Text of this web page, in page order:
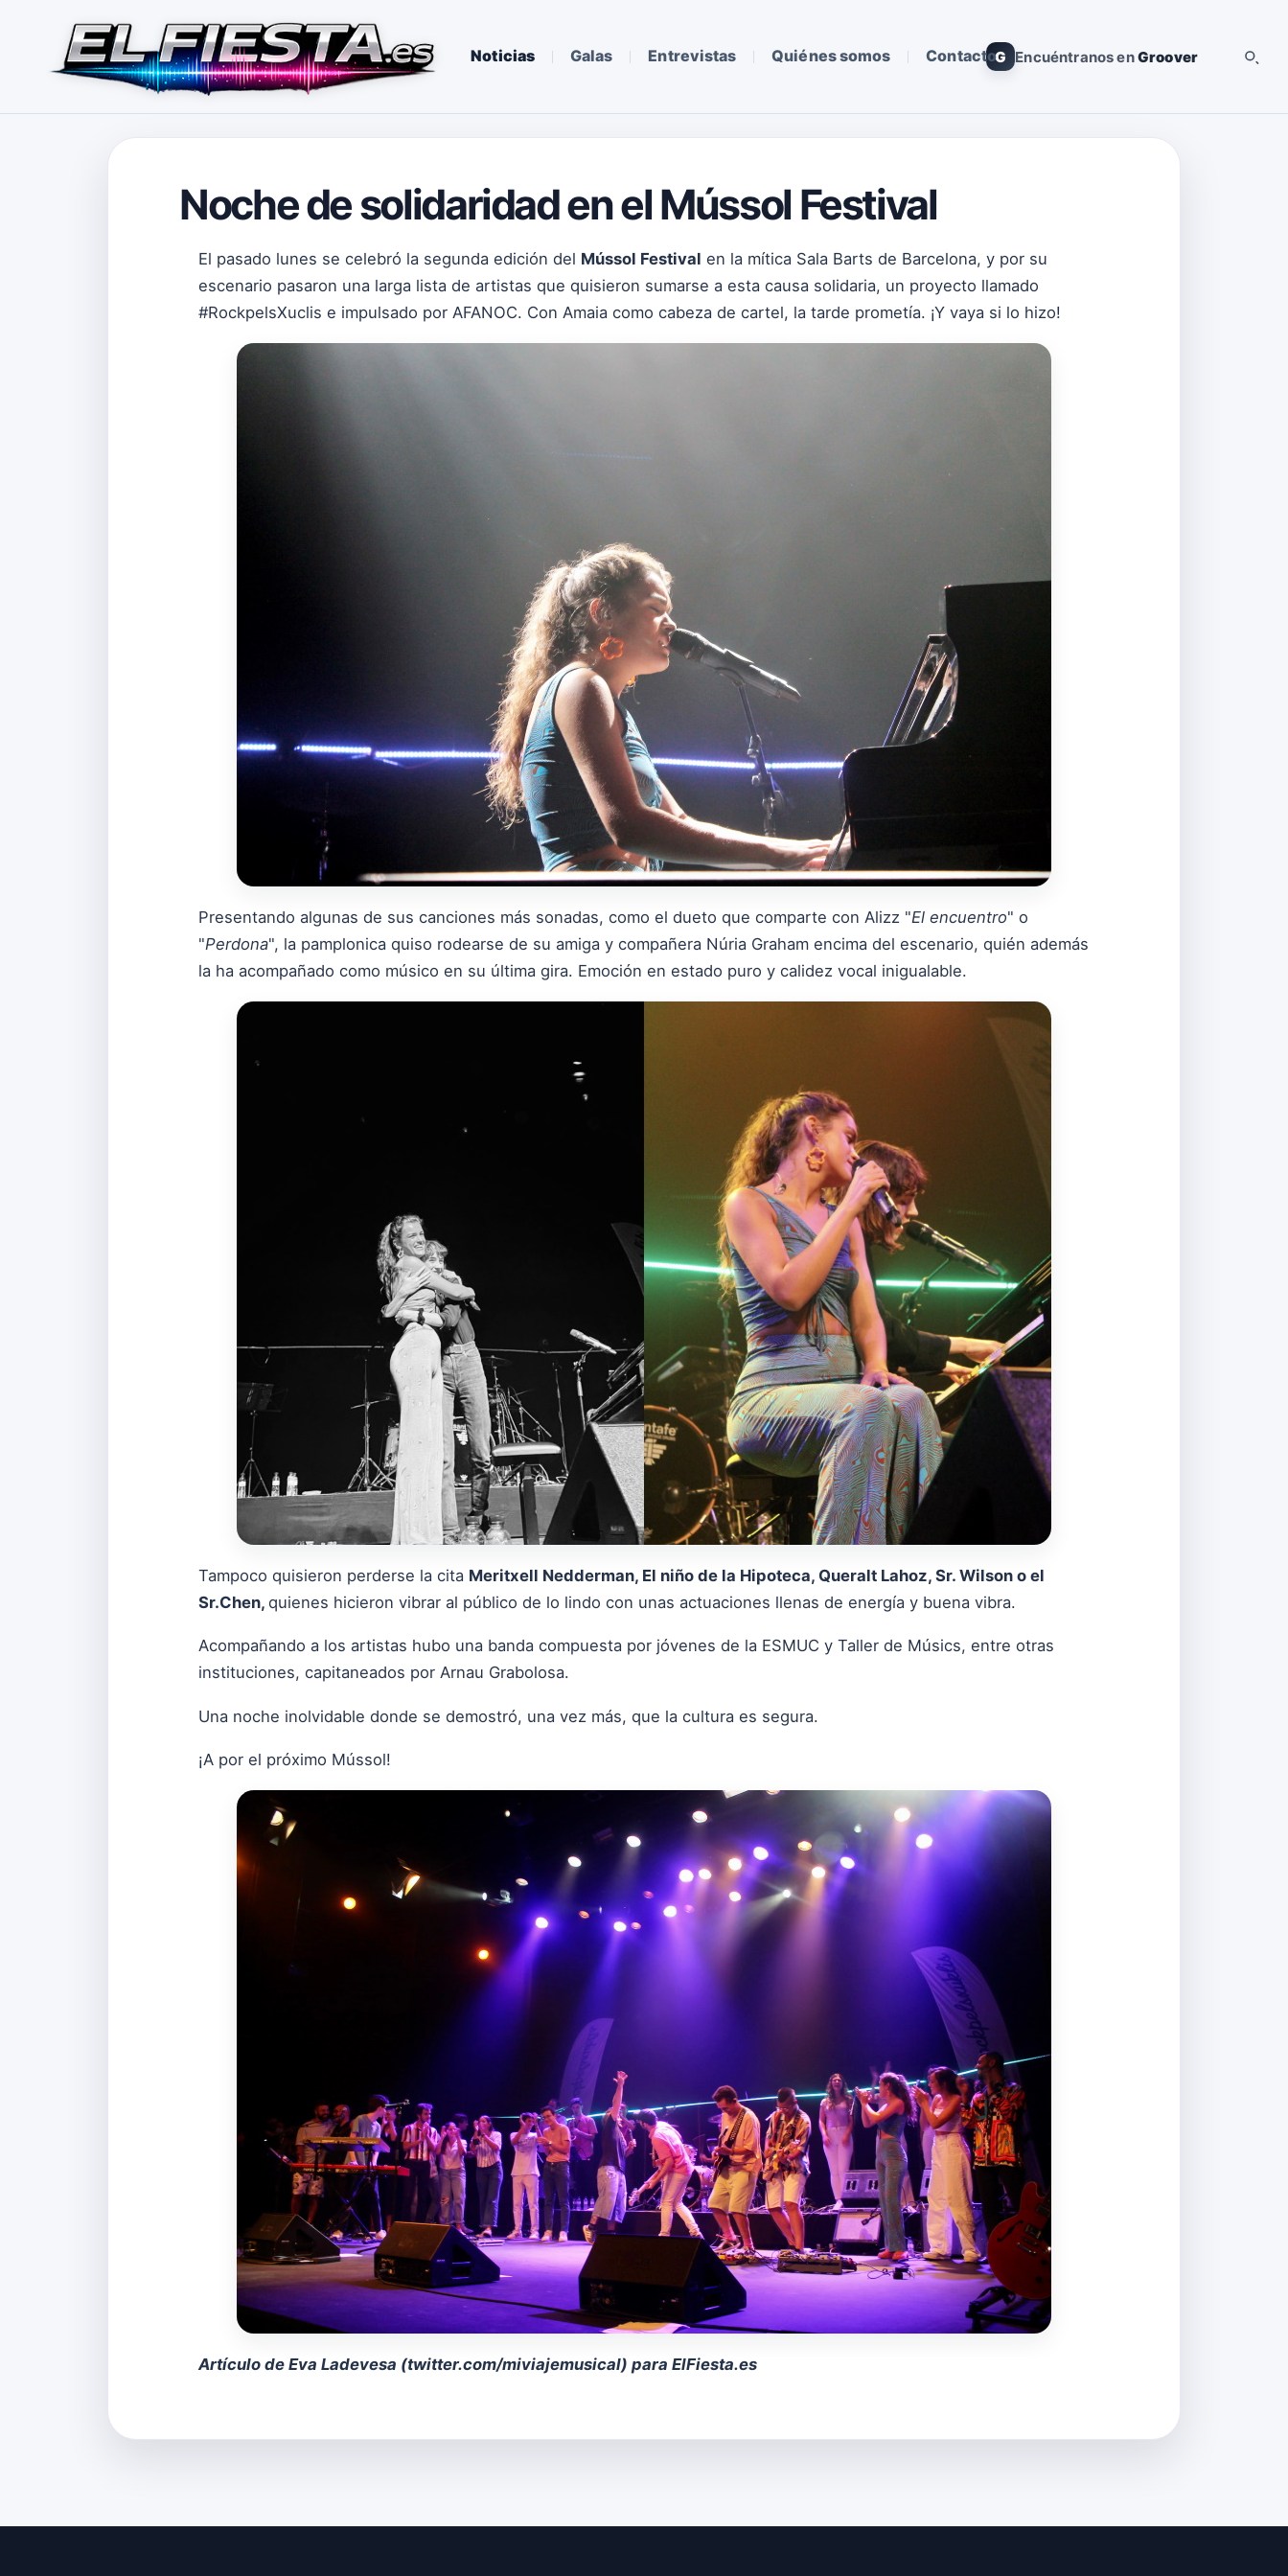
Noticias Galas Entrevistas Quiénes somos ContactoG Encuéntranos enGroover
Noche de solidaridad en el Mússol Festival
El pasado lunes se celebró la segunda edición del Mússol Festival en la mítica Sala Barts de Barcelona, y por su
escenario pasaron una larga lista de artistas que quisieron sumarse a esta causa solidaria, un proyecto llamado
#RockpelsXuclis e impulsado por AFANOC. Con Amaia como cabeza de cartel, la tarde prometía. ¡Y vaya si lo hizo!
Presentando algunas de sus canciones más sonadas, como el dueto que comparte con Alizz "El encuentro" o
"Perdona", la pamplonica quiso rodearse de su amiga y compañera Núria Graham encima del escenario, quién además
la ha acompañado como músico en su última gira. Emoción en estado puro y calidez vocal inigualable.
Tampoco quisieron perderse la cita Meritxell Nedderman, El niño de la Hipoteca, Queralt Lahoz, Sr. Wilson o el
Sr.Chen, quienes hicieron vibrar al público de lo lindo con unas actuaciones llenas de energía y buena vibra.
Acompañando a los artistas hubo una banda compuesta por jóvenes de la ESMUC y Taller de Músics, entre otras
instituciones, capitaneados por Arnau Grabolosa.
Una noche inolvidable donde se demostró, una vez más, que la cultura es segura.
¡A por el próximo Mússol!
Artículo de Eva Ladevesa (twitter.com/miviajemusical) para ElFiesta.es